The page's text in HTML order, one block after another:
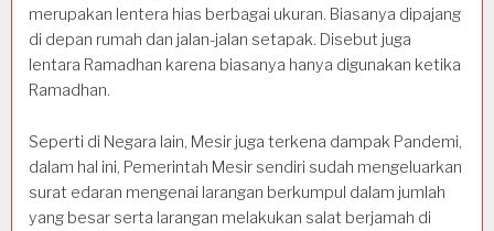
merupakan lentera hias berbagai ukuran. Biasanya dipajang
di depan rumah dan jalan-jalan setapak. Disebut juga
lentara Ramadhan karena biasanya hanya digunakan ketika
Ramadhan.
Seperti di Negara lain, Mesir juga terkena dampak Pandemi,
dalam hal ini, Pemerintah Mesir sendiri sudah mengeluarkan
surat edaran mengenai larangan berkumpul dalam jumlah
yang besar serta larangan melakukan salat berjamah di